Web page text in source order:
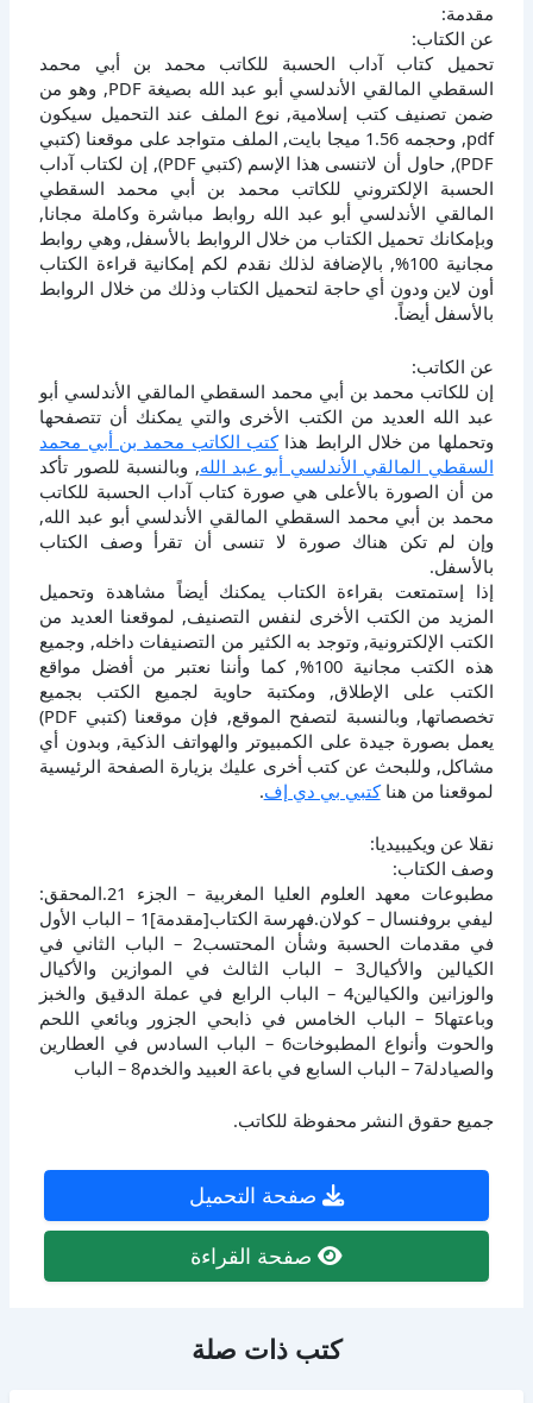
مقدمة:
عن الكتاب:
تحميل كتاب آداب الحسبة للكاتب محمد بن أبي محمد
السقطي المالقي الأندلسي أبو عبد الله بصيغة PDF, وهو من
ضمن تصنيف كتب إسلامية, نوع الملف عند التحميل سيكون
pdf, وحجمه 1.56 ميجا بايت, الملف متواجد على موقعنا (كتبي
PDF), حاول أن لاتنسى هذا الإسم (كتبي PDF), إن لكتاب آداب
الحسبة الإلكتروني للكاتب محمد بن أبي محمد السقطي
المالقي الأندلسي أبو عبد الله روابط مباشرة وكاملة مجانا,
وبإمكانك تحميل الكتاب من خلال الروابط بالأسفل, وهي روابط
مجانية 100%, بالإضافة لذلك نقدم لكم إمكانية قراءة الكتاب
أون لاين ودون أي حاجة لتحميل الكتاب وذلك من خلال الروابط
بالأسفل أيضاً.
عن الكاتب:
إن للكاتب محمد بن أبي محمد السقطي المالقي الأندلسي أبو
عبد الله العديد من الكتب الأخرى والتي يمكنك أن تتصفحها
وتحملها من خلال الرابط هذاكتب الكاتب محمد بن أبي محمد
السقطي المالقي الأندلسي أبو عبد الله, وبالنسبة للصور تأكد
من أن الصورة بالأعلى هي صورة كتاب آداب الحسبة للكاتب
محمد بن أبي محمد السقطي المالقي الأندلسي أبو عبد الله,
وإن لم تكن هناك صورة لا تنسى أن تقرأ وصف الكتاب
بالأسفل.
إذا إستمتعت بقراءة الكتاب يمكنك أيضاً مشاهدة وتحميل
المزيد من الكتب الأخرى لنفس التصنيف, لموقعنا العديد من
الكتب الإلكترونية, وتوجد به الكثير من التصنيفات داخله, وجميع
هذه الكتب مجانية 100%, كما وأننا نعتبر من أفضل مواقع
الكتب على الإطلاق, ومكتبة حاوية لجميع الكتب بجميع
تخصصاتها, وبالنسبة لتصفح الموقع, فإن موقعنا (كتبي PDF)
يعمل بصورة جيدة على الكمبيوتر والهواتف الذكية, وبدون أي
مشاكل, وللبحث عن كتب أخرى عليك بزيارة الصفحة الرئيسية
لموقعنا من هناكتبي بي دي إف.
نقلا عن ويكيبيديا:
وصف الكتاب:
مطبوعات معهد العلوم العليا المغربية – الجزء 21.المحقق:
ليفي بروفنسال – كولان.فهرسة الكتاب[مقدمة]1 – الباب الأول
في مقدمات الحسبة وشأن المحتسب2 – الباب الثاني في
الكيالين والأكيال3 – الباب الثالث في الموازين والأكيال
والوزانين والكيالين4 – الباب الرابع في عملة الدقيق والخبز
وباعتها5 – الباب الخامس في ذابحي الجزور وبائعي اللحم
والحوت وأنواع المطبوخات6 – الباب السادس في العطارين
والصيادلة7 – الباب السابع في باعة العبيد والخدم8 – الباب
جميع حقوق النشر محفوظة للكاتب.
صفحة التحميل
صفحة القراءة
كتب ذات صلة